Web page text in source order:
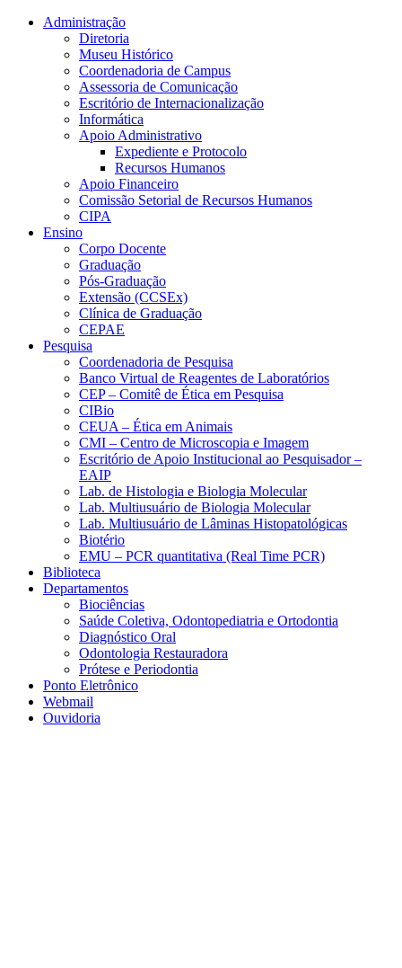
Conteúdo principal Menu principal
Administração
Diretoria
Museu Histórico
Coordenadoria de Campus
Assessoria de Comunicação
Escritório de Internacionalização
Informática
Apoio Administrativo
Expediente e Protocolo
Recursos Humanos
Apoio Financeiro
Comissão Setorial de Recursos Humanos
CIPA
Ensino
Corpo Docente
Graduação
Pós-Graduação
Extensão (CCSEx)
Clínica de Graduação
CEPAE
Pesquisa
Coordenadoria de Pesquisa
Banco Virtual de Reagentes de Laboratórios
CEP – Comitê de Ética em Pesquisa
CIBio
CEUA – Ética em Animais
CMI – Centro de Microscopia e Imagem
Escritório de Apoio Institucional ao Pesquisador –
EAIP
Lab. de Histologia e Biologia Molecular
Lab. Multiusuário de Biologia Molecular
Lab. Multiusuário de Lâminas Histopatológicas
Biotério
EMU – PCR quantitativa (Real Time PCR)
Biblioteca
Departamentos
Biociências
Saúde Coletiva, Odontopediatria e Ortodontia
Diagnóstico Oral
Odontologia Restauradora
Prótese e Periodontia
Ponto Eletrônico
Webmail
Ouvidoria